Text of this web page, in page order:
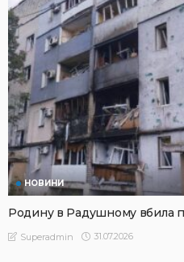
НОВИНИ
Родину в Радушному вбила
Superadmin 31.07.2026